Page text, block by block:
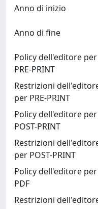
Anno di inizio
Anno di fine
Policy dell'editore per
PRE-PRINT
Restrizioni
per PRE-PRINT
Policy dell'editore per
POST-PRINT
Restrizioni
per POST-PRINT
Policy dell'editore per
PDF
Restrizioni